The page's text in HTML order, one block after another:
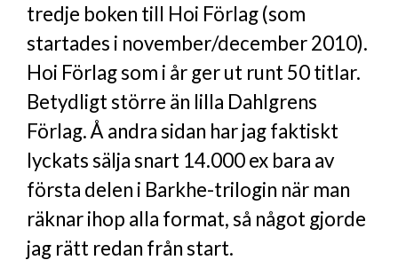
tredje boken till Hoi Förlag (som
startades i november/december 2010).
Hoi Förlag som i år ger ut runt 50 titlar.
Betydligt större än lilla Dahlgrens
Förlag. Å andra sidan har jag faktiskt
lyckats sälja snart 14.000 ex bara av
första delen i Barkhe-trilogin när man
räknar ihop alla format, så något gjorde
jag rätt redan från start.